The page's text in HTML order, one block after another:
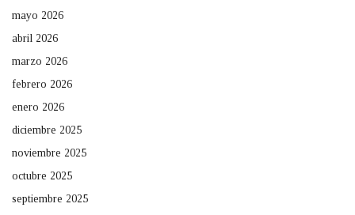
mayo 2026
abril 2026
marzo 2026
febrero 2026
enero 2026
diciembre 2025
noviembre 2025
octubre 2025
septiembre 2025